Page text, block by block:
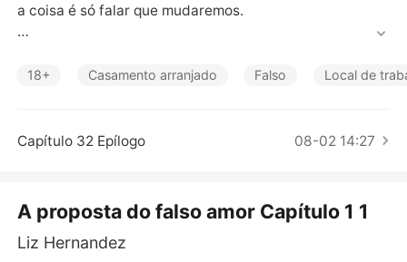
a coisa é só falar que mudaremos.
durante um período de um (1) ano, a partir da data de i
exclusivamente aos interesses do Henry Miller. Ela não
deve buscar ou aceitar oportunidades de relacioname
18+ Casamento arranjado Falso Local de
Capítulo 32 Epílogo 08-02 14:27
A proposta do falso amor Capítulo 1 1
Liz Hernandez